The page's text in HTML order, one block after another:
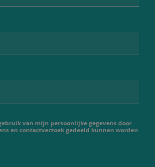
van mijn persoonlijke gegevens door
en contactverzoek gedeeld kunnen worden